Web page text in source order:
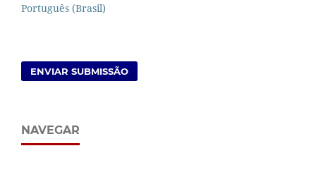
Português (Brasil)
ENVIAR SUBMISSÃO
NAVEGAR